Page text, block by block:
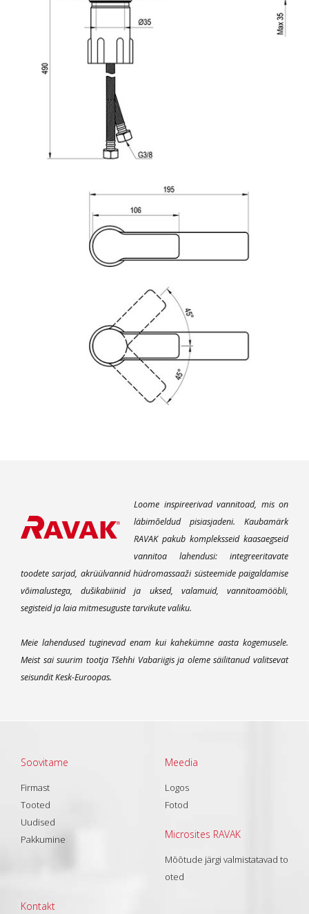
Loome inspireerivad vannitoad, mis on
läbimõeldud pisiasjadeni. Kaubamärk
RAVAK pakub kompleksseid kaasaegseid
vannitoa lahendusi: integreeritavate
toodete sarjad, akrüülvannid hüdromassaaži süsteemide paigaldamise
võimalustega, dušikabiinid ja uksed, valamuid, vannitoamööbli,
segisteid ja laia mitmesuguste tarvikute valiku.
Meie lahendused tuginevad enam kui kahekümne aasta kogemusele.
Meist sai suurim tootja Tšehhi Vabariigis ja oleme säilitanud valitsevat
seisundit Kesk-Euroopas.
Soovitame
Firmast
Tooted
Uudised
Pakkumine
Meedia
Logos
Fotod
Microsites RAVAK
Mõõtude järgi valmistatavad to
oted
Kontakt